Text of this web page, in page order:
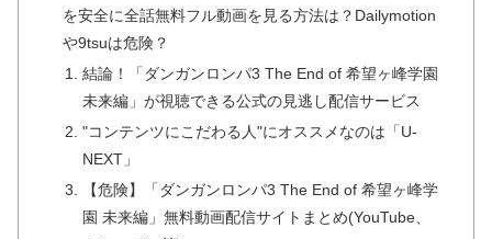
を安全に全話無料フル動画を見る方法は？Dailymotion
や9tsuは危険？
結論！「ダンガンロンパ3 The End of 希望ヶ峰学園
未来編」が視聴できる公式の見逃し配信サービス
"コンテンツにこだわる人"にオススメなのは「U-
NEXT」
【危険】「ダンガンロンパ3 The End of 希望ヶ峰学
園 未来編」無料動画配信サイトまとめ(YouTube、